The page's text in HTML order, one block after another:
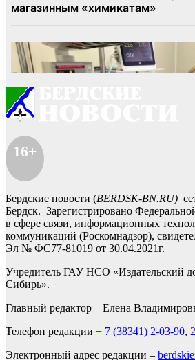
16+
Бердские новости (BERDSK-BN.RU)
Бердск. Зарегистрировано
в сфере связи, информационных
коммуникаций (Роскомнадзор),
Эл № ФС77-81019 от 30.04.2021г.
Учредитель ГАУ НСО «Издательский
Сибирь».
Главный редактор – Елена
Телефон редакции + 7 (38341) 2-03-90,
Электронный адрес редакции –